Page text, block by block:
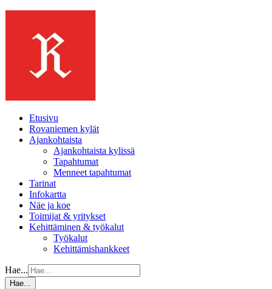
Etusivu
Rovaniemen kylät
Ajankohtaista
Ajankohtaista kylissä
Tapahtumat
Menneet tapahtumat
Tarinat
Infokartta
Näe ja koe
Toimijat & yritykset
Kehittäminen & työkalut
Työkalut
Kehittämishankkeet
Hae...
Hae...